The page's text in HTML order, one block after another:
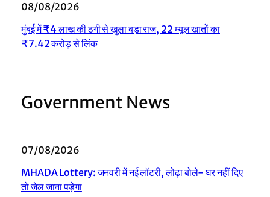
08/08/2026
मुंबई में ₹4 लाख की ठगी से खुला बड़ा राज, 22 म्यूल खातों का
₹7.42 करोड़ से लिंक
Government News
07/08/2026
MHADA Lottery: जनवरी में नई लॉटरी, लोढ़ा बोले- घर नहीं दिए
तो जेल जाना पड़ेगा